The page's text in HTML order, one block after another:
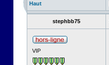
Haut
stephbb75
VIP